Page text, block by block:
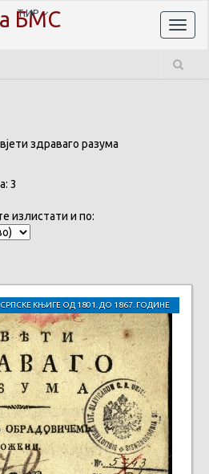
БМС
ЋИР
здраваго разума
3
излистати и по:
СРПСКЕ КЊИГЕ ОД 1801. ДО 1867. ГОДИНЕ